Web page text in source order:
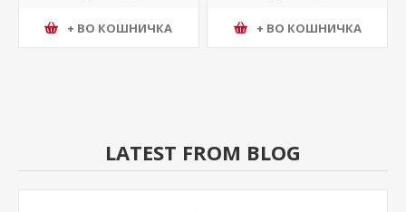
+ ВО КОШНИЧКА + ВО КОШНИЧКА
LATEST FROM BLOG